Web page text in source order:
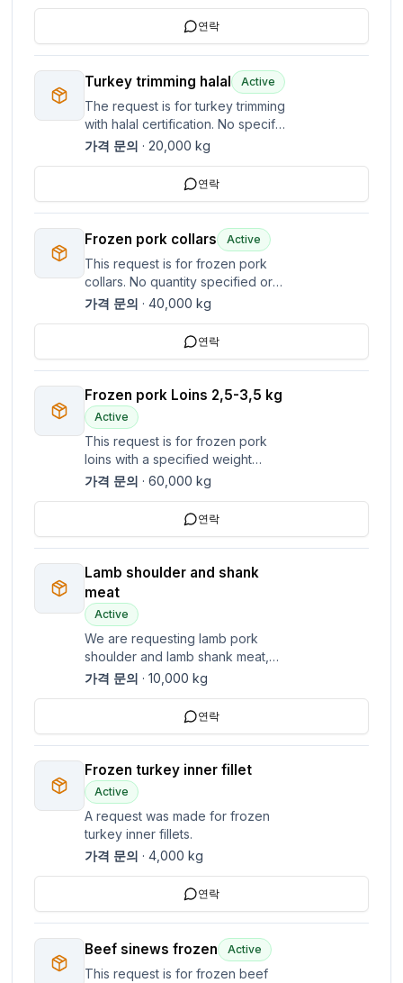
연락
Turkey trimming halal Active
The request is for turkey trimming
with halal certification. No specific
quantity or location mentioned.
the offers with specification
가격 문의 ·20,000 kg
연락
Frozen pork collars Active
This request is for frozen pork
collars. No quantity specified or
detailed pricing is mentioned.
가격 문의 ·40,000 kg
연락
Frozen pork Loins 2,5-3,5 kg
Active
This request is for frozen pork
loins with a specified weight
range of 2.5 to 3.5 kg per piece.
location details were provided.
가격 문의 ·60,000 kg
연락
Lamb shoulder and shank
meat
Active
We are requesting lamb pork
shoulder and lamb shank meat,
boneless. - Lamb shoulder: 10
가격 문의 ·10,000 kg
연락
Frozen turkey inner fillet
Active
A request was made for frozen
turkey inner fillets.
가격 문의 ·4,000 kg
연락
Beef sinews frozen Active
This request is for frozen beef